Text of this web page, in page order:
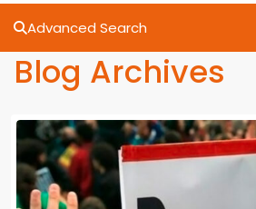
Advanced Search
Blog Archives